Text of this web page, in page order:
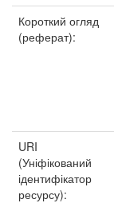
Короткий огляд
(реферат):
URI
(Уніфікований
ідентифікатор
ресурсу):